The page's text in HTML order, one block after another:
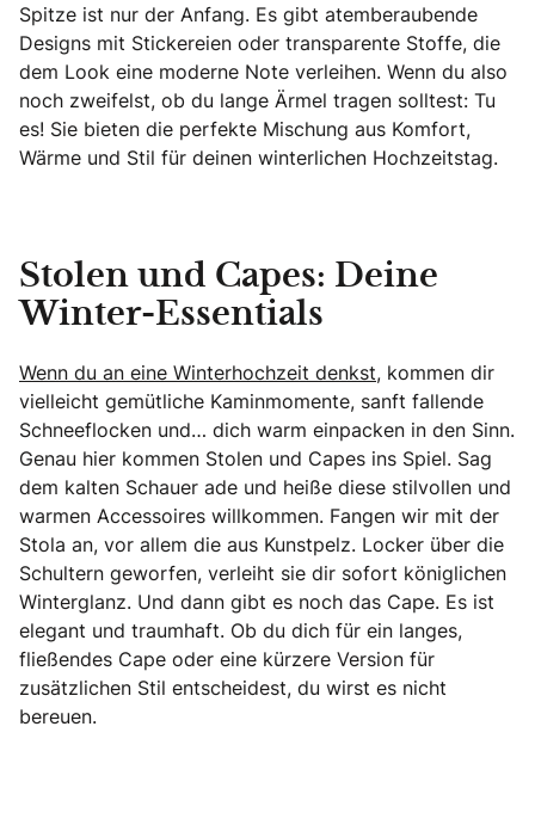
Spitze ist nur der Anfang. Es gibt atemberaubende
Designs mit Stickereien oder transparente Stoffe, die
dem Look eine moderne Note verleihen. Wenn du also
noch zweifelst, ob du lange Ärmel tragen solltest: Tu
es! Sie bieten die perfekte Mischung aus Komfort,
Wärme und Stil für deinen winterlichen Hochzeitstag.
Stolen und Capes: Deine
Winter-Essentials
Wenn du an eine Winterhochzeit denkst, kommen dir
vielleicht gemütliche Kaminmomente, sanft fallende
Schneeflocken und… dich warm einpacken in den Sinn.
Genau hier kommen Stolen und Capes ins Spiel. Sag
dem kalten Schauer ade und heiße diese stilvollen und
warmen Accessoires willkommen. Fangen wir mit der
Stola an, vor allem die aus Kunstpelz. Locker über die
Schultern geworfen, verleiht sie dir sofort königlichen
Winterglanz. Und dann gibt es noch das Cape. Es ist
elegant und traumhaft. Ob du dich für ein langes,
fließendes Cape oder eine kürzere Version für
zusätzlichen Stil entscheidest, du wirst es nicht
bereuen.